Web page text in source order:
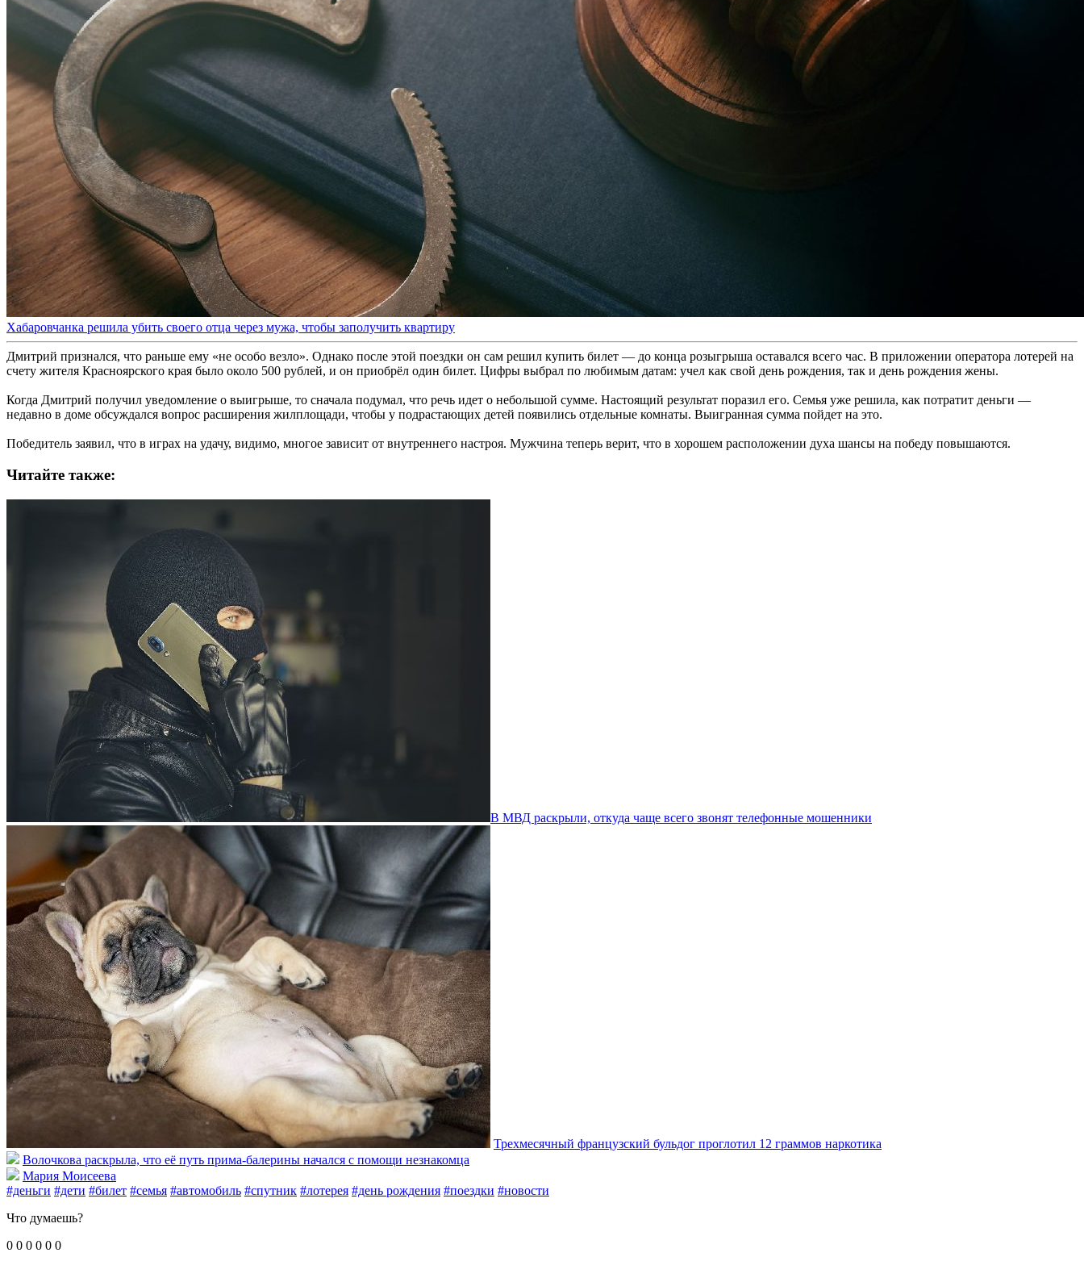
Хабаровчанка решила убить своего отца через мужа, чтобы заполучить квартиру
Дмитрий признался, что раньше ему «не особо везло». Однако после этой поездки он сам решил купить билет — до конца розыгрыша оставался всего час. В приложении оператора лотерей на
счету жителя Красноярского края было около 500 рублей, и он приобрёл один билет. Цифры выбрал по любимым датам: учел как свой день рождения, так и день рождения жены.
Когда Дмитрий получил уведомление о выигрыше, то сначала подумал, что речь идет о небольшой сумме. Настоящий результат поразил его. Семья уже решила, как потратит деньги —
недавно в доме обсуждался вопрос расширения жилплощади, чтобы у подрастающих детей появились отдельные комнаты. Выигранная сумма пойдет на это.
Победитель заявил, что в играх на удачу, видимо, многое зависит от внутреннего настроя. Мужчина теперь верит, что в хорошем расположении духа шансы на победу повышаются.
Читайте также:
В МВД раскрыли, откуда чаще всего звонят телефонные мошенники
Трехмесячный французский бульдог проглотил 12 граммов наркотика
Волочкова раскрыла, что её путь прима-балерины начался с помощи незнакомца
Мария Моисеева
#деньги #дети #билет #семья #автомобиль #спутник #лотерея #день рождения #поездки #новости
Что думаешь?
0 0 0 0 0 0